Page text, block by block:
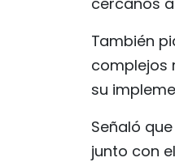
También
complejos
su
Señaló
junto con